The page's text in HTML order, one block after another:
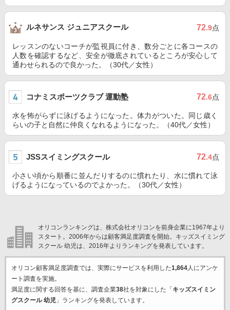
ルネサンス ジュニアスクール 72.9点
レッスンのないコーチが監視員に付き、数分ごとに各コースの
人数を確認するなど、安全が徹底されているところが安心して
通わせられるので良かった。（30代／女性）
コナミスポーツクラブ 運動塾 72.6点
水を怖がらずに泳げるようになった。体力がついた。同じ歳く
らいの子と自然に仲良くなれるようになった。（40代／女性）
JSSスイミングスクール 72.4点
小さい頃から順番に並んだりするのに慣れたり、水に慣れて泳
げるようになっているのでよかった。（30代／女性）
オリコンランキングは、株式会社オリコンを前身企業に1967年より
スタート。2006年からは顧客満足度調査を開始。キッズスイミング
スクール 幼児は、2016年よりランキングを発表しています。
オリコン顧客満足度調査では、実際にサービスを利用した1,864人にアンケ
ート調査を実施。
満足度に関する回答を基に、調査企業38社を対象にした「 キッズスイミン
グスクール 幼児」ランキングを発表しています。